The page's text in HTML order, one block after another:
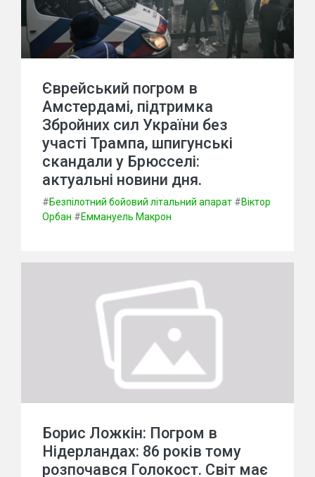
Єврейський погром в
Амстердамі, підтримка
Збройних сил України без
участі Трампа, шпигунські
скандали у Брюсселі:
актуальні новини дня.
#Безпілотний бойовий літальний апарат #Віктор
Орбан #Еммануель Макрон
Борис Ложкін: Погром в
Нідерландах: 86 років тому
розпочався Голокост. Світ має